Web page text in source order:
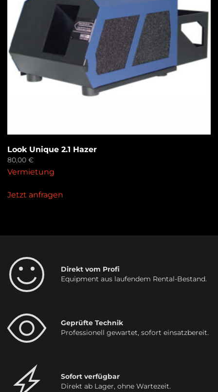
Look Unique 2.1 Hazer
80,00 €
Vermietung
Jetzt anfragen
Direkt vom Profi
Equipment aus laufendem Rental-Bestand.
Geprüfte Technik
Professionell gewartet, sofort einsatzbereit.
Sofort verfügbar
Direkt ab Lager, ohne Wartezeit.